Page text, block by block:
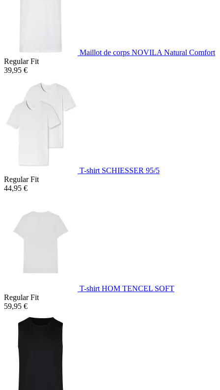
Maillot de corps NOVILA Natural Comfort
Regular Fit
39,95 €
T-shirt SCHIESSER 95/5
Regular Fit
44,95 €
T-shirt HOM TENCEL SOFT
Regular Fit
59,95 €